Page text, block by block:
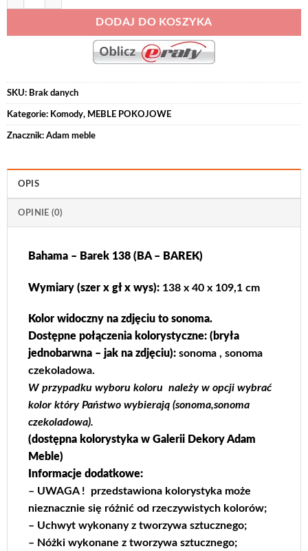
DODAJ DO KOSZYKA
SKU: Brak danych
Kategorie: Komody, MEBLE POKOJOWE
Znacznik: Adam meble
OPIS
OPINIE (0)
Bahama – Barek 138 (BA – BAREK)
Wymiary (szer x gł x wys):138 x 40 x 109,1 cm
Kolor widoczny na zdjęciu to sonoma.
Dostępne połączenia kolorystyczne:(bryła
jednobarwna – jak na zdjęciu): sonoma , sonoma
czekoladowa.
W przypadku wyboru koloru należy w opcji wybrać
kolor który Państwo wybierają (sonoma,sonoma
czekoladowa).
(dostępna kolorystyka w Galerii Dekory Adam
Meble)
Informacje dodatkowe:
– UWAGA ! przedstawiona kolorystyka może
nieznacznie się różnić od rzeczywistych kolorów;
– Uchwyt wykonany z tworzywa sztucznego;
– Nóżki wykonane z tworzywa sztucznego;